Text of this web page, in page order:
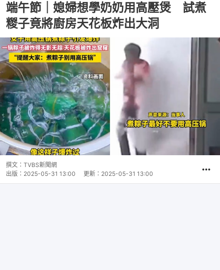
端午節｜媳婦想學奶奶用高壓煲 試煮
糉子竟將廚房天花板炸出大洞
撰文： TVBS新聞網
出版： 2025-05-31 13:00 更新： 2025-05-31 13:00